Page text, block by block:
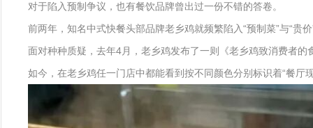
对于陷入预制争议，也有餐饮品牌曾出过一份不错的答卷。
前两年，知名中式快餐头部品牌老乡鸡就频繁陷入“预制菜”与“贵
面对种种质疑，去年4月，老乡鸡发布了一则《老乡鸡致消费者
如今，在老乡鸡任一门店中都能看到按不同颜色分别标识着“餐厅